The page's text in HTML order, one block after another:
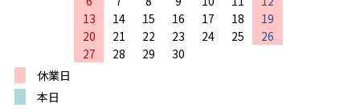
13
14 15 16 17 18
19
20
21 22 23 24 25
26
27
28 29
30
休業日
本日